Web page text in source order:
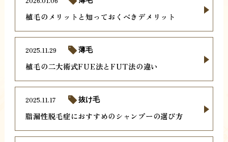
植毛のメリットと知っておくべきデメリット
植毛の二大術式FUE法とFUT法の違い
2025.11.29 薄毛
脂漏性脱毛症におすすめのシャンプーの選び方
2025.11.17 抜け毛